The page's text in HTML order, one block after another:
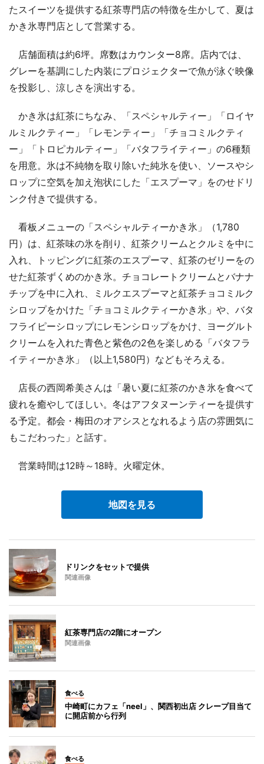
たスイーツを提供する紅茶専門店の特徴を生かして、夏は
かき氷専門店として営業する。
店舗面積は約6坪。席数はカウンター8席。店内では、
グレーを基調にした内装にプロジェクターで魚が泳ぐ映像
を投影し、涼しさを演出する。
かき氷は紅茶にちなみ、「スペシャルティー」「ロイヤ
ルミルクティー」「レモンティー」「チョコミルクティ
ー」「トロピカルティー」「バタフライティー」の6種類
を用意。氷は不純物を取り除いた純氷を使い、ソースやシ
ロップに空気を加え泡状にした「エスプーマ」をのせドリ
ンク付きで提供する。
看板メニューの「スペシャルティーかき氷」（1,780
円）は、紅茶味の氷を削り、紅茶クリームとクルミを中に
入れ、トッピングに紅茶のエスプーマ、紅茶のゼリーをの
せた紅茶ずくめのかき氷。チョコレートクリームとバナナ
チップを中に入れ、ミルクエスプーマと紅茶チョコミルク
シロップをかけた「チョコミルクティーかき氷」や、バタ
フライピーシロップにレモンシロップをかけ、ヨーグルト
クリームを入れた青色と紫色の2色を楽しめる「バタフラ
イティーかき氷」（以上1,580円）などもそろえる。
店長の西岡希美さんは「暑い夏に紅茶のかき氷を食べて
疲れを癒やしてほしい。冬はアフタヌーンティーを提供す
る予定。都会・梅田のオアシスとなれるよう店の雰囲気に
もこだわった」と話す。
営業時間は12時～18時。火曜定休。
地図を見る
ドリンクをセットで提供
関連画像
紅茶専門店の2階にオープン
関連画像
食べる
中崎町にカフェ「neel」、関西初出店 クレープ目当て
に開店前から行列
食べる